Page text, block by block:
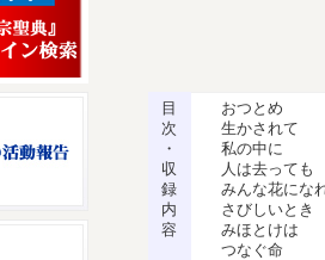
目
次
・
収
録
内
容
おつとめ
生かされ
私の中に
人は去って
みんな花に
さびしいと
みほとけ
つなぐ命